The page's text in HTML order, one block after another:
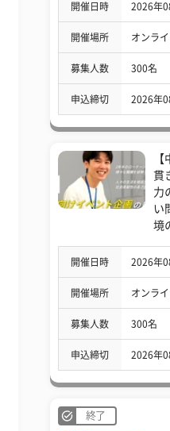
開催日時 2026年
開催場所 オンラ
募集人数 300名
申込締切 2026年
貫
力
い
境
開催日時 2026年
開催場所 オンラ
募集人数 300名
申込締切 2026年
終了